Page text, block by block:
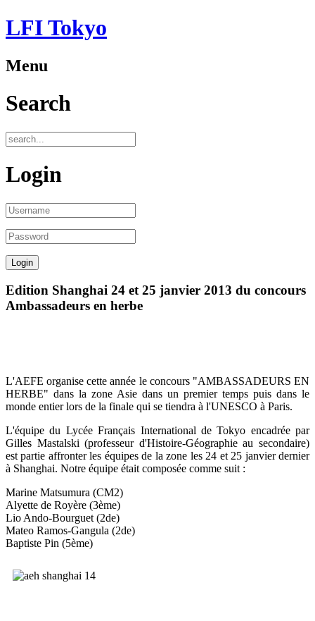
LFI Tokyo
Menu
Search
Login
Edition Shanghai 24 et 25 janvier 2013 du concours
Ambassadeurs en herbe
L'AEFE organise cette année le concours "AMBASSADEURS EN
HERBE" dans la zone Asie dans un premier temps puis dans le
monde entier lors de la finale qui se tiendra à l'UNESCO à Paris.
L'équipe du Lycée Français International de Tokyo encadrée par
Gilles Mastalski (professeur d'Histoire-Géographie au secondaire)
est partie affronter les équipes de la zone les 24 et 25 janvier dernier
à Shanghai. Notre équipe était composée comme suit :
Marine Matsumura (CM2)
Alyette de Royère (3ème)
Lio Ando-Bourguet (2de)
Mateo Ramos-Gangula (2de)
Baptiste Pin (5ème)